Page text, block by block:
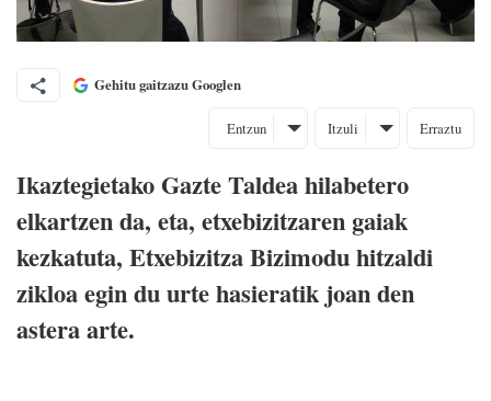
Gehitu gaitzazu Googlen
Entzun Itzuli Erraztu
Ikaztegietako Gazte Taldea hilabetero
elkartzen da, eta, etxebizitzaren gaiak
kezkatuta, Etxebizitza Bizimodu hitzaldi
zikloa egin du urte hasieratik joan den
astera arte.